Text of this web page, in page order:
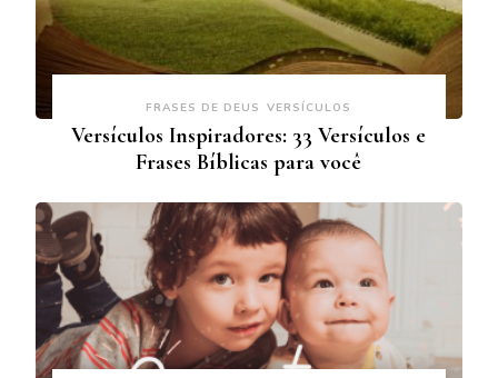
FRASES DE DEUS VERSÍCULOS
Versículos Inspiradores: 33 Versículos e
Frases Bíblicas para você